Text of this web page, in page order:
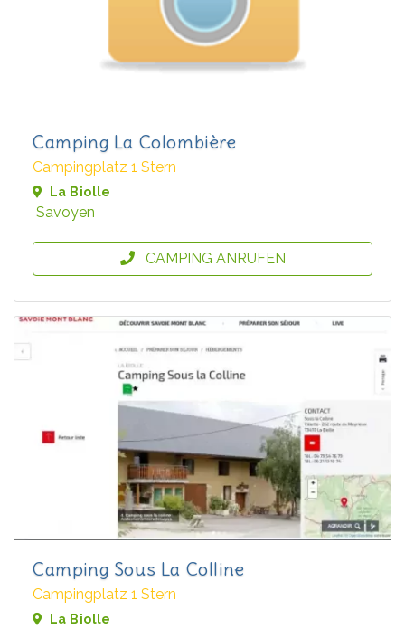
Camping La Colombière
Campingplatz 1 Stern
La Biolle
Savoyen
CAMPING ANRUFEN
Camping Sous La Colline
Campingplatz 1 Stern
La Biolle